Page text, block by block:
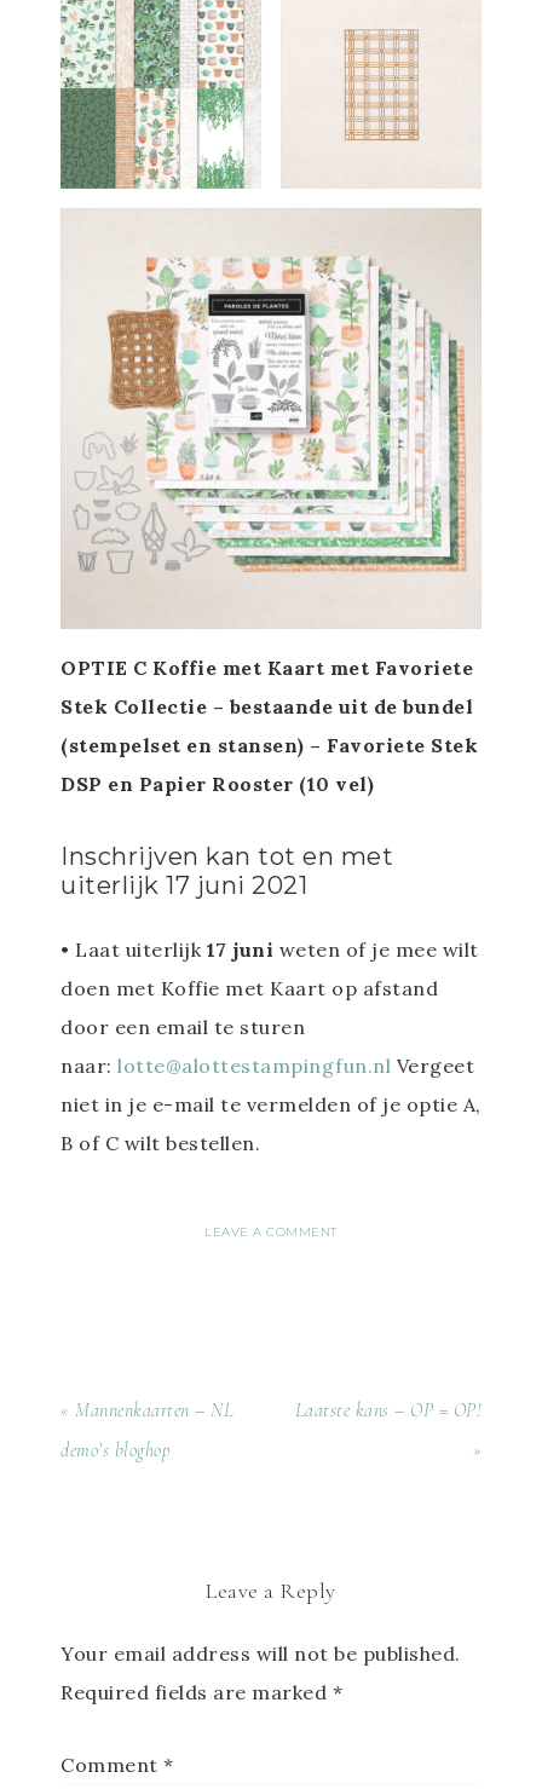
OPTIE C Koffie met Kaart met Favoriete
Stek Collectie – bestaande uit de bundel
(stempelset en stansen) – Favoriete Stek
DSP en Papier Rooster (10 vel)
Inschrijven kan tot en met
uiterlijk 17 juni 2021
• Laat uiterlijk 17 juni weten of je mee wilt
doen met Koffie met Kaart op afstand
door een email te sturen
naar: lotte@alottestampingfun.nl Vergeet
niet in je e-mail te vermelden of je optie A,
B of C wilt bestellen.
LEAVE A COMMENT
« Mannenkaarten – NL
demo’s bloghop
Laatste kans – OP = OP!
»
Leave a Reply
Your email address will not be published.
Required fields are marked *
Comment *